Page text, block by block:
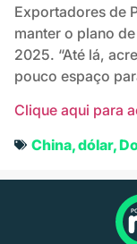
Exportadores de
manter o plano
2025. “Até lá,
pouco espaço
Clique aqui para
China,dólar,